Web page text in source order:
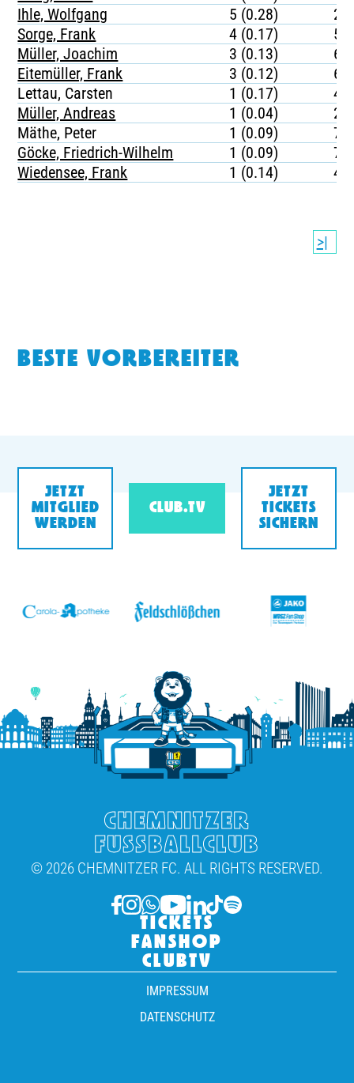
Ihle, Wolfgang
5 (0.28)
Sorge, Frank
4 (0.17)
Müller, Joachim
3 (0.13)
Eitemüller, Frank
3 (0.12)
Lettau, Carsten
1 (0.17)
Müller, Andreas
1 (0.04)
Mäthe, Peter
1 (0.09)
Göcke, Friedrich-Wilhelm
1 (0.09)
Wiedensee, Frank
1 (0.14)
>|
BESTE VORBEREITER
JETZT
MITGLIED
WERDEN
CLUB.TV
JETZT
TICKETS
SICHERN
CHEMNITZER
FUSSBALLCLUB
© 2026 CHEMNITZER FC. ALL RIGHTS RESERVED.
TICKETS
FANSHOP
CLUBTV
IMPRESSUM
DATENSCHUTZ